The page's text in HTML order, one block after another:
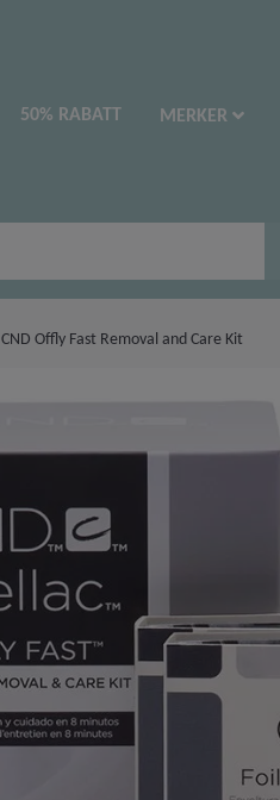
50% RABATT MERKER
CND Offly Fast Removal and Care Kit